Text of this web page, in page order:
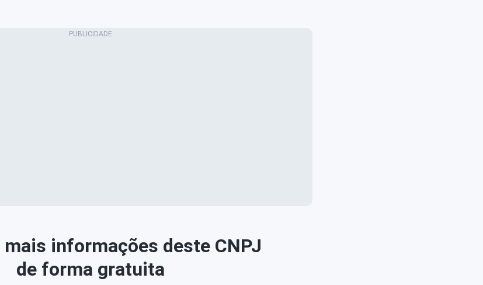
mais informações deste CNPJ
de forma gratuita